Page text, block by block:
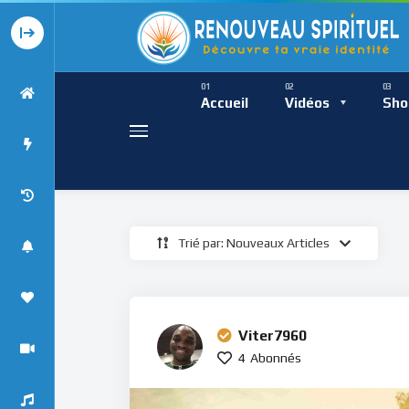
Accueil Vidéos
Présence
Présence
Trié par: Nouveaux Articles
Viter7960
4 Abonnés